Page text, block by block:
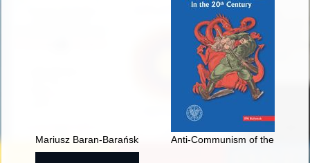
Mariusz Baran-Barański, Kapelan "Nurta" ks. kpt. Zygmunt
Anti-Communism of the